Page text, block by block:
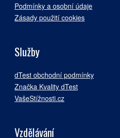
Podmínky a osobní údaje
Zásady použití cookies
Služby
dTest obchodní podmínky
Značka Kvality dTest
VašeStížnosti.cz
Vzdělávání